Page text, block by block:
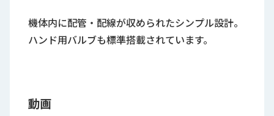
機体内に配管・配線が収められたシンプル設計。
ハンド用バルブも標準搭載されています。
動画